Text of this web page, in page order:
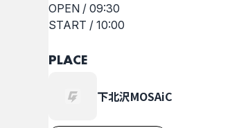
OPEN / 09:30
START / 10:00
PLACE
下北沢MOSAiC